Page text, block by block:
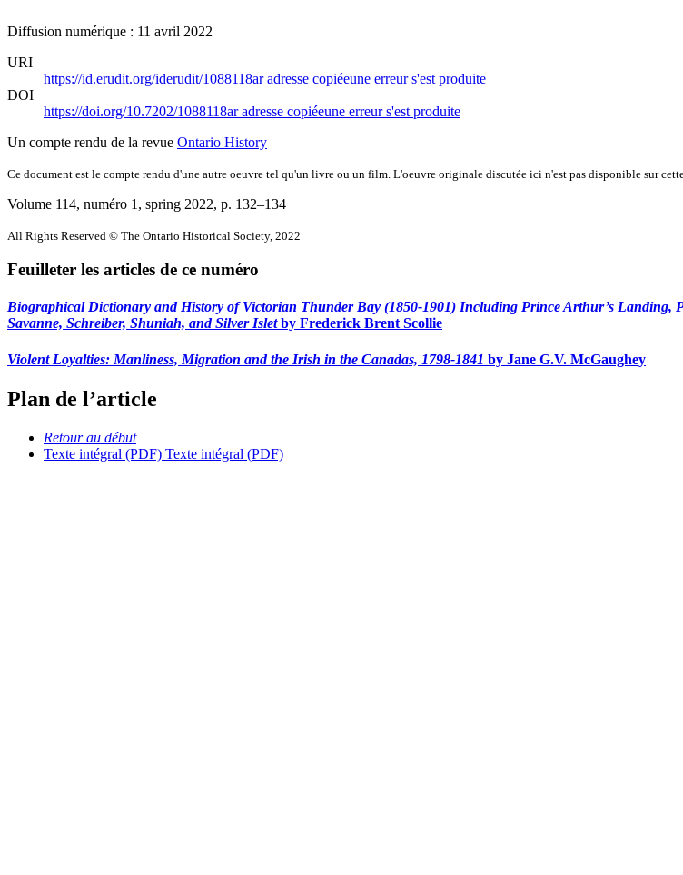
Diffusion numérique : 11 avril 2022
URI
https://id.erudit.org/iderudit/1088118aradresse copiéeune erreur s'est produite
DOI
https://doi.org/10.7202/1088118aradresse copiéeune erreur s'est produite
Un compte rendu de la revue Ontario History
Ce document est le compte rendu d'une autre oeuvre tel qu'un livre ou un film. L'oeuvre originale discutée ici n'est pas disponible sur
Volume 114, numéro 1, spring 2022, p. 132–134
All Rights Reserved © The Ontario Historical Society, 2022
Feuilleter les articles de ce numéro
Biographical Dictionary and History of Victorian Thunder Bay (1850-1901) Including Prince Arthur’s
Savanne, Schreiber, Shuniah, and Silver Isletby Frederick Brent Scollie
Violent Loyalties: Manliness, Migration and the Irish in the Canadas, 1798-1841 by Jane G.V. McGaughey
Plan de l’article
Retour au début
Texte intégral (PDF) Texte intégral (PDF)